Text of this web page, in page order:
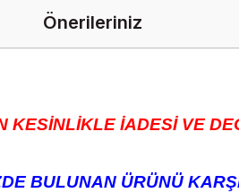
Önerileriniz
KESİNLİKLE İADESİ VE
BULUNAN ÜRÜNÜ